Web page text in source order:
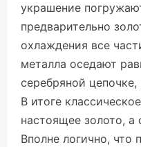
украшение
предварительно
охлаждения все
металла оседают
серебряной
В итоге
настоящее золото, а
Вполне логично, что